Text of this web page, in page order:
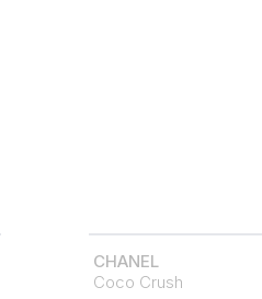
CHANEL
Coco Crush